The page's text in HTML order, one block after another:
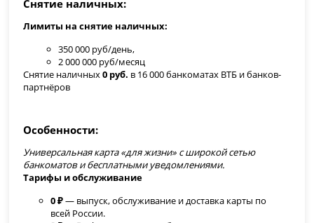
Снятие наличных
Лимиты на снятие наличных:
350 000 руб/день,
2 000 000 руб/месяц
Снятие наличных0 руб. в 16 000 банкоматах ВТБ и банков-
партнёров
Особенности
Универсальная карта «для жизни» с широкой сетью
банкоматов и бесплатными уведомлениями.
Тарифы и обслуживание
0 ₽— выпуск, обслуживание и доставка карты по
всей России.